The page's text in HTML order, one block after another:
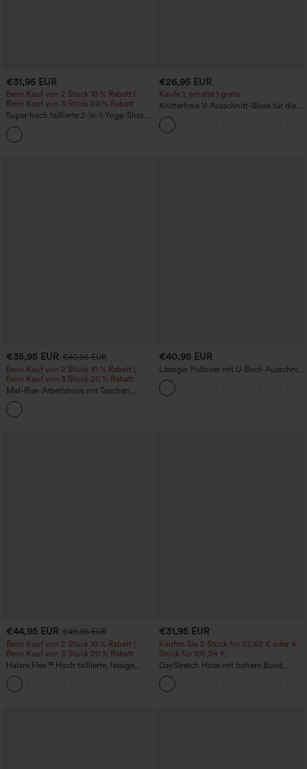
€31,95 EUR
Beim Kauf von 2 Stück 10 % Rabatt |
Beim Kauf von 3 Stück 20 % Rabatt
Super hoch taillierte 2-in-1-Yoga-Shorts
mit Gesäßtasche und Seitentasche-
längere Länge
€26,95 EUR
Kaufe 1, erhalte 1 gratis
Knitterfreie V-Ausschnitt-Bluse für die
Arbeit, kurzärmelig und oversized
€35,95 EUR €40,95 EUR
Beim Kauf von 2 Stück 10 % Rabatt |
Beim Kauf von 3 Stück 20 % Rabatt
Mid-Rise-Arbeitshose mit Taschen,
Barrel-Leg und weiter Passform
€40,95 EUR
Lässiger Pullover mit U-Boot-Ausschnitt
und Fledermausärmeln.
€44,95 EUR €49,95 EUR
Beim Kauf von 2 Stück 10 % Rabatt |
Beim Kauf von 3 Stück 20 % Rabatt
Halara Flex™ Hoch taillierte, lässige
Jeans mit Taschen, umgekrempeltem
Saum, weitem Bein und verwaschenem
Finish
€31,95 EUR
Kaufen Sie 2 Stück für 52,62 € oder 4
Stück für 105,24 €.
DayStretch Hose mit hohem Bund,
Barrel-Leg und Taschen